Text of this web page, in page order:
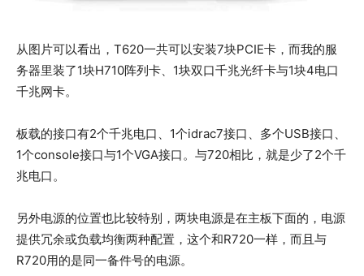
从图片可以看出，T620一共可以安装7块PCIE卡，而我的服
务器里装了1块H710阵列卡、1块双口千兆光纤卡与1块4电口
千兆网卡。
板载的接口有2个千兆电口、1个idrac7接口、多个USB接口、
1个console接口与1个VGA接口。与720相比，就是少了2个千
兆电口。
另外电源的位置也比较特别，两块电源是在主板下面的，电源
提供冗余或负载均衡两种配置，这个和R720一样，而且与
R720用的是同一备件号的电源。